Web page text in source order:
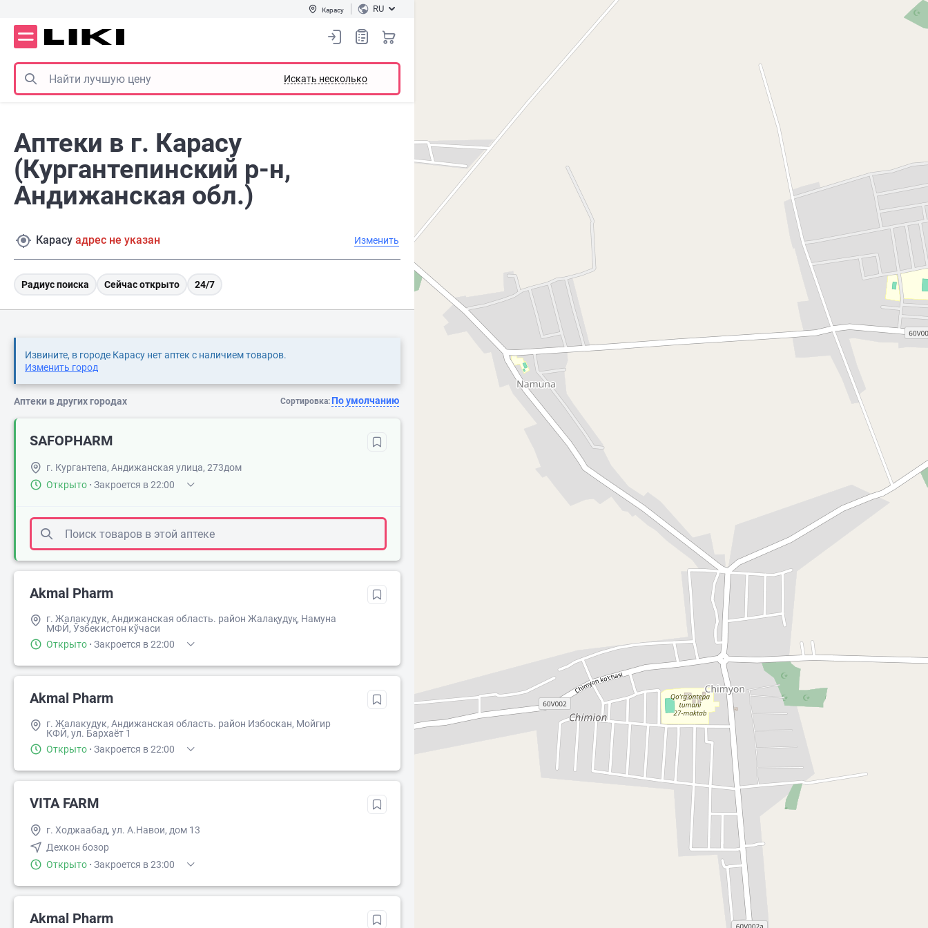
Карасу RU
Искать несколько
Аптеки в г. Карасу
(Кургантепинский р-н,
Андижанская обл.)
Карасу адрес не указан Изменить
Радиус поиска Сейчас открыто 24/7
Извините, в городе Карасу нет аптек с наличием товаров.
Изменить город
Аптеки в других городах Сортировка: По умолчанию
SAFOPHARM
г. Кургантепа, Андижанская улица, 273дом
Открыто · Закроется в 22:00
Akmal Pharm
г. Жалакудук, Андижанская область. район Жалақудуқ, Намуна
МФЙ, Ўзбекистон кўчаси
Открыто · Закроется в 22:00
Akmal Pharm
г. Жалакудук, Андижанская область. район Избоскан, Мойгир
КФЙ, ул. Бархаёт 1
Открыто · Закроется в 22:00
VITA FARM
г. Ходжаабад, ул. А.Навои, дом 13
Дехкон бозор
Открыто · Закроется в 23:00
Akmal Pharm